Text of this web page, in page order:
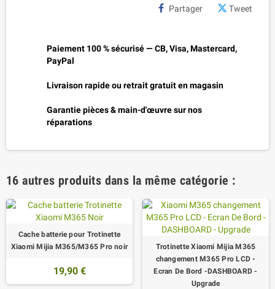
Partager Tweet
Paiement 100 % sécurisé — CB, Visa, Mastercard,
PayPal
Livraison rapide ou retrait gratuit en magasin
Garantie pièces & main-d'œuvre sur nos
réparations
16 autres produits dans la même catégorie :
Cache batterie pour Trotinette
Xiaomi Mijia M365/M365 Pro noir
19,90 €
Trotinette Xiaomi Mijia M365
changement M365 Pro LCD -
Ecran De Bord -DASHBOARD -
Upgrade